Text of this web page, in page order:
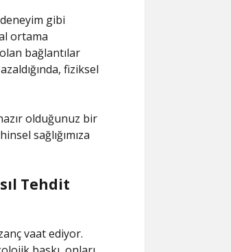
gibi
ortama
bağlantılar
fiziksel
olduğunuz bir
sağlığımıza
Tehdit
vaat ediyor.